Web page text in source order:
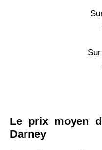
Le prix moyen
Darney